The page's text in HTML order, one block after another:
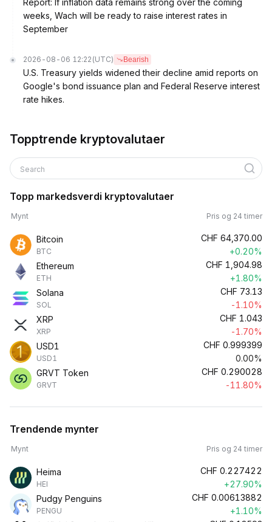
Report: If inflation data remains strong over the coming
weeks, Wach will be ready to raise interest rates in
September
2026-08-06 12:22 (UTC) Bearish
U.S. Treasury yields widened their decline amid reports on
Google's bond issuance plan and Federal Reserve interest
rate hikes.
Topptrende kryptovalutaer
Search
Topp markedsverdi kryptovalutaer
Mynt Pris og 24 timer
Bitcoin
BTC
CHF 64,370.00
+0.20%
Ethereum
ETH
CHF 1,904.98
+1.80%
Solana
SOL
CHF 73.13
-1.10%
XRP
XRP
CHF 1.043
-1.70%
USD1
USD1
CHF 0.999399
0.00%
GRVT Token
GRVT
CHF 0.290028
-11.80%
Trendende mynter
Mynt Pris og 24 timer
Heima
HEI
CHF 0.227422
+27.90%
Pudgy Penguins
PENGU
CHF 0.00613882
+1.10%